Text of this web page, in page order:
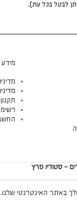
לבטל בכל עת).
מידע
באתר האינטרנטי